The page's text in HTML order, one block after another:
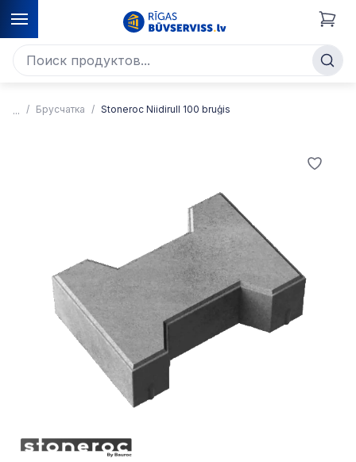
Брусчатка Stoneroc Niidirull 100 bruģis